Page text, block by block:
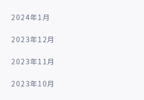
2024年1月
2023年12月
2023年11月
2023年10月